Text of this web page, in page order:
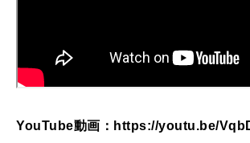
YouTube動画：https://youtu.be/